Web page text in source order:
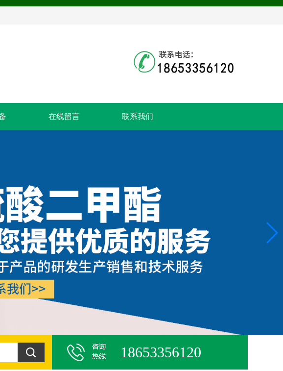
在线留言 联系我们
18653356120